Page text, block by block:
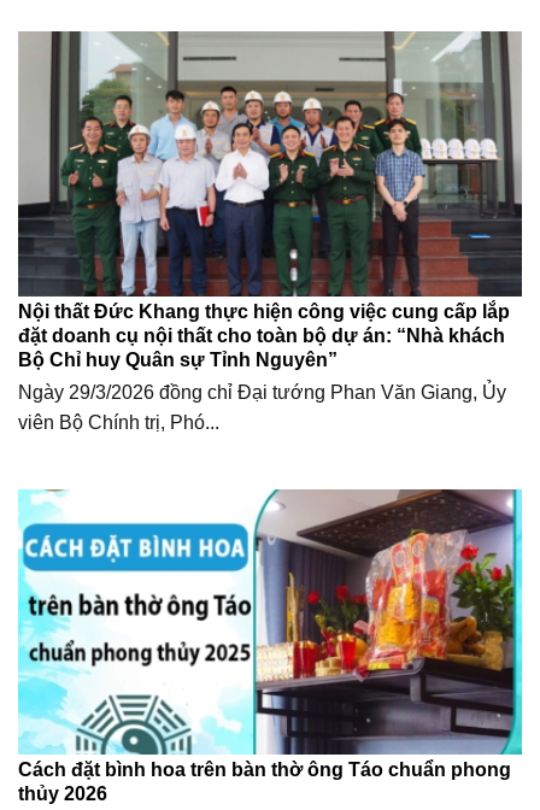
Nội thất Đức Khang thực hiện công việc cung cấp lắp
đặt doanh cụ nội thất cho toàn bộ dự án: “Nhà khách
Bộ Chỉ huy Quân sự Tỉnh Nguyên”
Ngày 29/3/2026 đồng chỉ Đại tướng Phan Văn Giang, Ủy
viên Bộ Chính trị, Phó...
Cách đặt bình hoa trên bàn thờ ông Táo chuẩn phong
thủy 2026